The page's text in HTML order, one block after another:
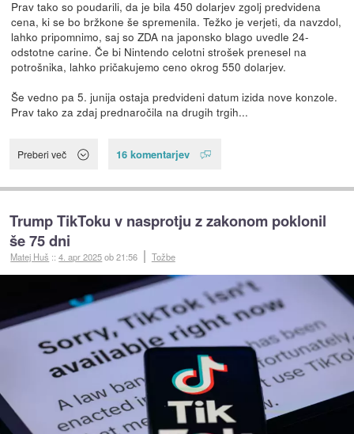
Prav tako so poudarili, da je bila 450 dolarjev zgolj predvidena
cena, ki se bo bržkone še spremenila. Težko je verjeti, da navzdol,
lahko pripomnimo, saj so ZDA na japonsko blago uvedle 24-
odstotne carine. Če bi Nintendo celotni strošek prenesel na
potrošnika, lahko pričakujemo ceno okrog 550 dolarjev.
Še vedno pa 5. junija ostaja predvideni datum izida nove konzole.
Prav tako za zdaj prednaročila na drugih trgih...
Preberi več 16 komentarjev
Trump TikToku v nasprotju z zakonom poklonil
še 75 dni
Matej Huš ::4. apr 2025ob 21:56 Tožbe